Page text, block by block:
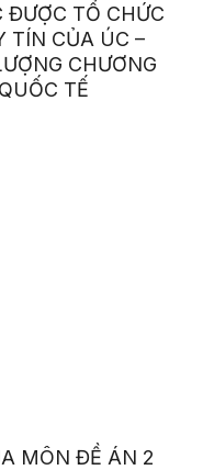
ĐƯỢC TỔ CHỨC
TÍN CỦA ÚC –
CHƯƠNG
TẾ
MÔN ĐỀ ÁN 2